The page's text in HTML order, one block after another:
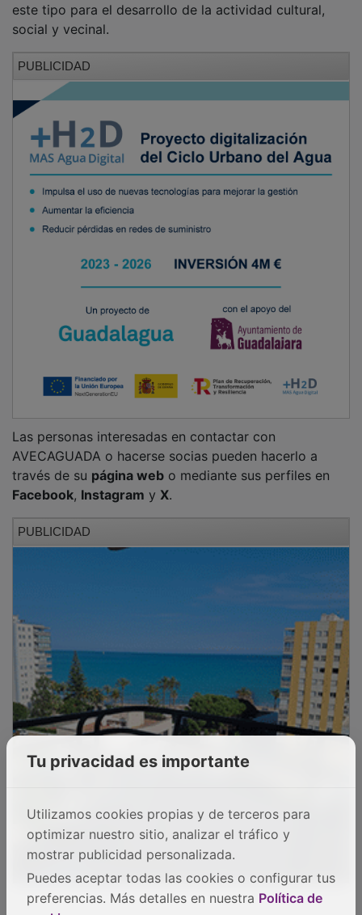
este tipo para el desarrollo de la actividad cultural,
social y vecinal.
PUBLICIDAD
Las personas interesadas en contactar con
AVECAGUADA o hacerse socias pueden hacerlo a
través de su página web o mediante sus perfiles en
Facebook, Instagram y X.
PUBLICIDAD
Tu privacidad es importante
Utilizamos cookies propias y de terceros para
optimizar nuestro sitio, analizar el tráfico y
mostrar publicidad personalizada.
Puedes aceptar todas las cookies o configurar tus
preferencias. Más detalles en nuestra Política de